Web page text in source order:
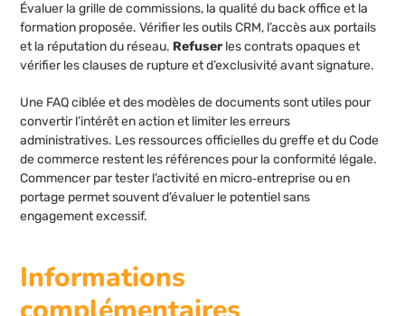
Évaluer la grille de commissions, la qualité du back office et la
formation proposée. Vérifier les outils CRM, l’accès aux portails
et la réputation du réseau. Refuserles contrats opaques et
vérifier les clauses de rupture et d’exclusivité avant signature.
Une FAQ ciblée et des modèles de documents sont utiles pour
convertir l’intérêt en action et limiter les erreurs
administratives. Les ressources officielles du greffe et du Code
de commerce restent les références pour la conformité légale.
Commencer par tester l’activité en micro‑entreprise ou en
portage permet souvent d’évaluer le potentiel sans
engagement excessif.
Informations